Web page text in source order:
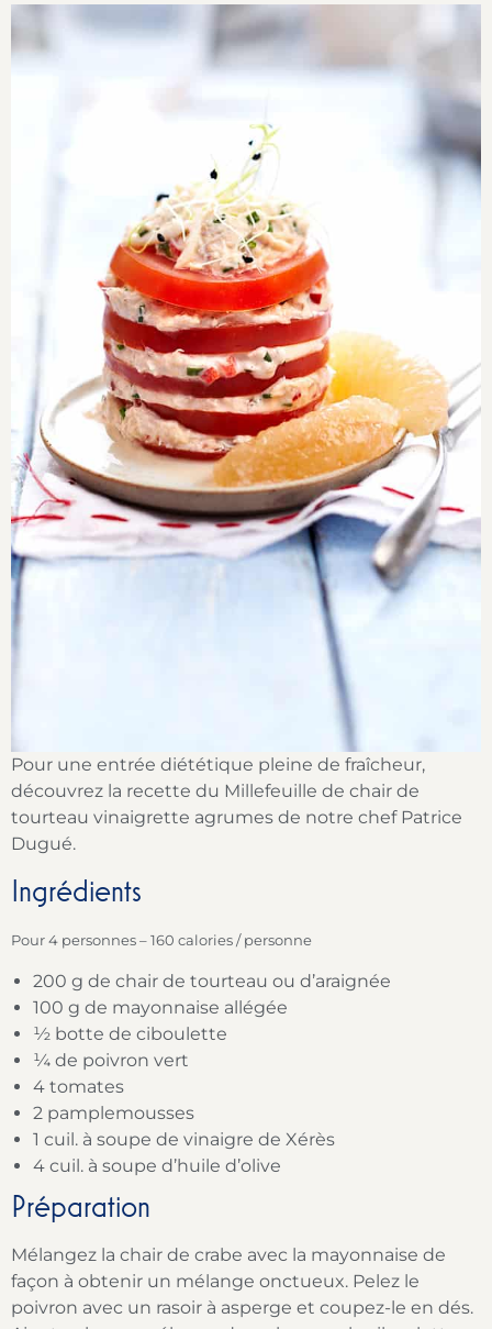
Pour une entrée diététique pleine de fraîcheur,
découvrez la recette du Millefeuille de chair de
tourteau vinaigrette agrumes de notre chef Patrice
Dugué.
Ingrédients
Pour 4 personnes – 160 calories / personne
200 g de chair de tourteau ou d’araignée
100 g de mayonnaise allégée
½ botte de ciboulette
¼ de poivron vert
4 tomates
2 pamplemousses
1 cuil. à soupe de vinaigre de Xérès
4 cuil. à soupe d’huile d’olive
Préparation
Mélangez la chair de crabe avec la mayonnaise de
façon à obtenir un mélange onctueux. Pelez le
poivron avec un rasoir à asperge et coupez-le en dés.